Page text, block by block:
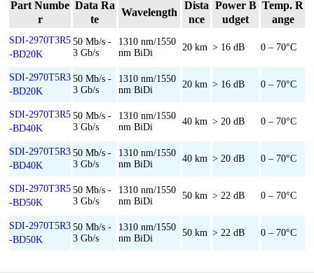
Part Numbe
r
Data Ra
te
Wavelength
Dista
nce
Power B
udget
Temp. R
ange
SDI-2970T3R5
-BD20K
50 Mb/s -
3 Gb/s
1310 nm/1550
nm BiDi
20 km > 16 dB 0 – 70°C
SDI-2970T5R3
-BD20K
50 Mb/s -
3 Gb/s
1310 nm/1550
nm BiDi
20 km > 16 dB 0 – 70°C
SDI-2970T3R5
-BD40K
50 Mb/s -
3 Gb/s
1310 nm/1550
nm BiDi
40 km > 20 dB 0 – 70°C
SDI-2970T5R3
-BD40K
50 Mb/s -
3 Gb/s
1310 nm/1550
nm BiDi
40 km > 20 dB 0 – 70°C
SDI-2970T3R5
-BD50K
50 Mb/s -
3 Gb/s
1310 nm/1550
nm BiDi
50 km > 22 dB 0 – 70°C
SDI-2970T5R3
-BD50K
50 Mb/s -
3 Gb/s
1310 nm/1550
nm BiDi
50 km > 22 dB 0 – 70°C